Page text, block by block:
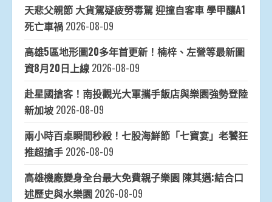
天悲父親節 大貨駕疑疲勞毒駕 迎撞自客車 學甲釀A1
死亡車禍 2026-08-09
高雄5區地形圖20多年首更新！楠梓、左營等最新圖
資8月20日上線 2026-08-09
赴星國搶客！南投觀光大軍攜手飯店與樂園強勢登陸
新加坡 2026-08-09
兩小時百桌瞬間秒殺！七股海鮮節「七寶宴」老饕狂
推超搶手 2026-08-09
高雄機廠變身全台最大免費親子樂園 陳其邁:結合口
述歷史與水樂園 2026-08-09